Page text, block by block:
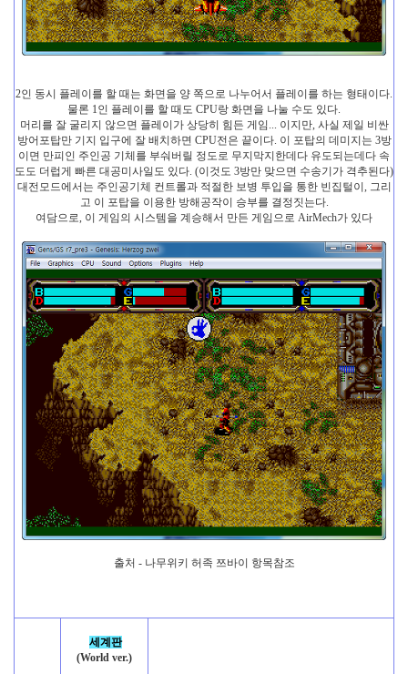
2인 동시 플레이를 할 때는 화면을 양 쪽으로 나누어서 플레이를 하는 형태이다.
물론 1인 플레이를 할 때도 CPU랑 화면을 나눌 수도 있다.
머리를 잘 굴리지 않으면 플레이가 상당히 힘든 게임... 이지만, 사실 제일 비싼
방어포탑만 기지 입구에 잘 배치하면 CPU전은 끝이다. 이 포탑의 데미지는 3방
이면 만피인 주인공 기체를 부숴버릴 정도로 무지막지한데다 유도되는데다 속
도도 더럽게 빠른 대공미사일도 있다. (이것도 3방만 맞으면 수송기가 격추된다)
대전모드에서는 주인공기체 컨트롤과 적절한 보병 투입을 통한 빈집털이, 그리
고 이 포탑을 이용한 방해공작이 승부를 결정짓는다.
여담으로, 이 게임의 시스템을 계승해서 만든 게임으로 AirMech가 있다
출처 - 나무위키 허족 쯔바이 항목참조
세계판
(World ver.)